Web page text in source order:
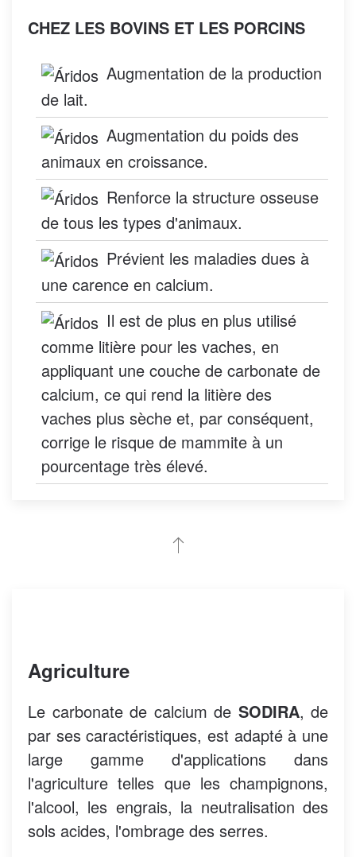
CHEZ LES BOVINS ET LES PORCINS
Augmentation de la production
de lait.
Augmentation du poids des
animaux en croissance.
Renforce la structure osseuse
de tous les types d'animaux.
Prévient les maladies dues à
une carence en calcium.
Il est de plus en plus utilisé
comme litière pour les vaches, en
appliquant une couche de carbonate de
calcium, ce qui rend la litière des
vaches plus sèche et, par conséquent,
corrige le risque de mammite à un
pourcentage très élevé.
Agriculture
Le carbonate de calcium de SODIRA, de
par ses caractéristiques, est adapté à une
large gamme d'applications dans
l'agriculture telles que les champignons,
l'alcool, les engrais, la neutralisation des
sols acides, l'ombrage des serres.